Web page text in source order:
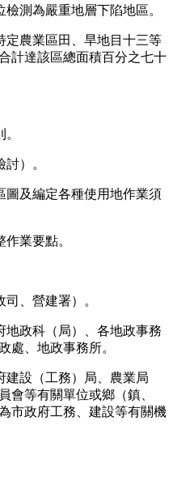
測為嚴重地層下陷地區。
定農業區田、旱地目十三等
計達該區總面積百分之七十
）。
圖及編定各種使用地作業須
業要點。
、營建署）。
地政科（局）、各地政事務
處、地政事務所。
建設（工務）局、農業局
會等有關單位或鄉（鎮、
市政府工務、建設等有關機